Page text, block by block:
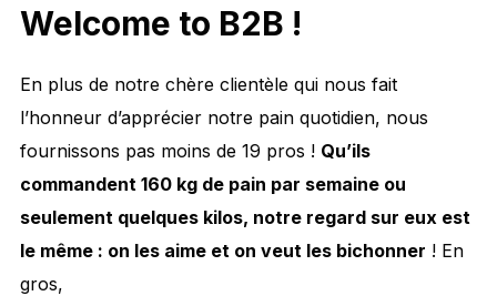
Welcome to B2B !
En plus de notre chère clientèle qui nous fait
l’honneur d’apprécier notre pain quotidien, nous
fournissons pas moins de 19 pros ! Qu’ils
commandent 160 kg de pain par semaine ou
seulement quelques kilos, notre regard sur eux est
le même : on les aime et on veut les bichonner ! En
gros,